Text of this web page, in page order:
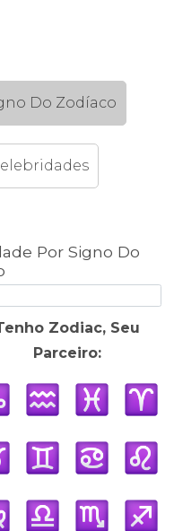
Do Zodíaco
Por Signo Do
Zodiac, Seu
Parceiro: